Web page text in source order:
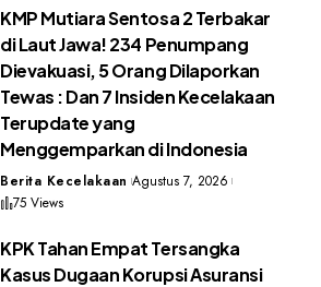
KMP Mutiara Sentosa 2 Terbakar
di Laut Jawa! 234 Penumpang
Dievakuasi, 5 Orang Dilaporkan
Tewas : Dan 7 Insiden Kecelakaan
Terupdate yang
Menggemparkan di Indonesia
Berita Kecelakaan Agustus 7, 2026
75 Views
KPK Tahan Empat Tersangka
Kasus Dugaan Korupsi Asuransi